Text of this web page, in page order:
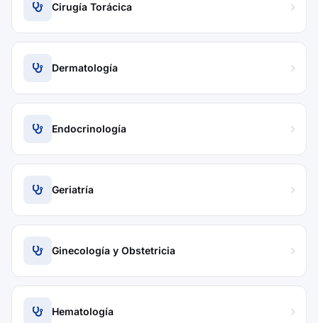
Cirugía Torácica
Dermatología
Endocrinología
Geriatría
Ginecología y Obstetricia
Hematología